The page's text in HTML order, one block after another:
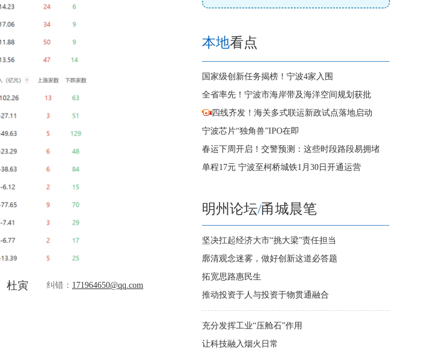
杜寅 纠错： 171964650@qq.com
本地看点
国家级创新任务揭榜！宁波4家入围
全省率先！宁波市海岸带及海洋空间规划获批
四线齐发！海关多式联运新政试点落地启动
宁波芯片“独角兽”IPO在即
春运下周开启！交警预测：这些时段路段易拥堵
单程17元 宁波至柯桥城铁1月30日开通运营
明州论坛/甬城晨笔
坚决扛起经济大市“挑大梁”责任担当
廓清观念迷雾，做好创新这道必答题
拓宽思路惠民生
推动投资于人与投资于物贯通融合
充分发挥工业“压舱石”作用
让科技融入烟火日常